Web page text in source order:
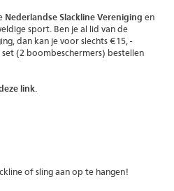
Nederlandse Slackline Vereniging en
sport. Ben je al lid van de
dan kan je voor slechts €15, -
(2 boombeschermers) bestellen
link.
of sling aan op te hangen!